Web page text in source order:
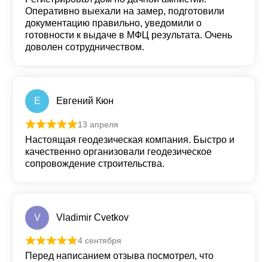
Оперативно выехали на замер, подготовили
документацию правильно, уведомили о
готовности к выдаче в МФЦ результата. Очень
доволен сотрудничеством.
Е Евгений Кюн
Оценка5 из 5
13 апреля
Настоящая геодезическая компания. Быстро и
качественно организовали геодезическое
сопровождение строительства.
V Vladimir Cvetkov
Оценка
4 сентября
Перед написанием отзыва посмотрел, что